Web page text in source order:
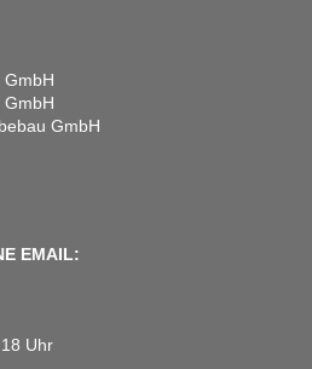
GmbH
GmbH
EMAIL:
Uhr